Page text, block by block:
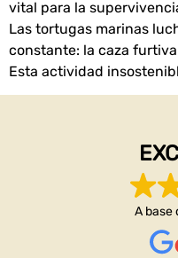
vital para la
Las tortugas marinas
constante: la caza
Esta actividad
A base